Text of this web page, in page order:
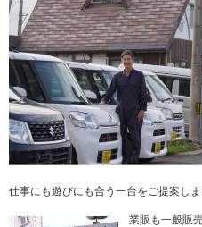
仕事にも遊びにも合う一台をご提案しま
業販も一般販